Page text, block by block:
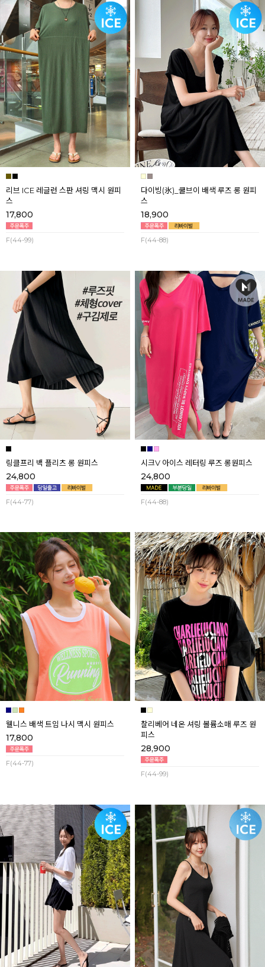
리브 ICE 레글런 스판 셔링 맥시 원피
스
17,800
F(44-99)
다이빙(氷)_쿨브이 배색 루즈 롱 원피
스
18,900
F(44-88)
링클프리 백 플리츠 롱 원피스
24,800
F(44-77)
시크V 아이스 레터링 루즈 롱원피스
24,800
F(44-88)
웰니스 배색 트임 나시 맥시 원피스
17,800
F(44-77)
찰리베어 네온 셔링 볼륨소매 루즈 원
피스
28,900
F(44-99)